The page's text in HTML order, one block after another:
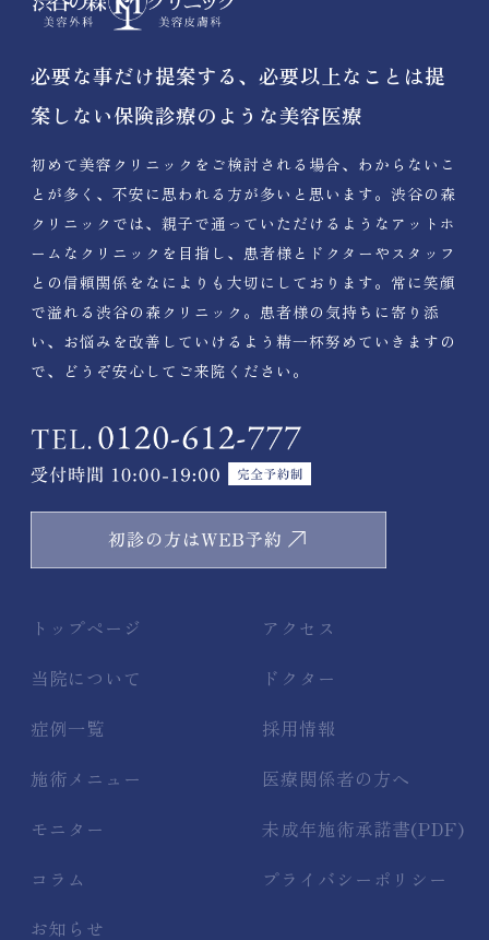
必要な事だけ提案する、必要以上なことは提
案しない保険診療のような美容医療
初めて美容クリニックをご検討される場合、わからないこ
とが多く、不安に思われる方が多いと思います。渋谷の森
クリニックでは、親子で通っていただけるようなアットホ
ームなクリニックを目指し、患者様とドクターやスタッフ
との信頼関係をなによりも大切にしております。常に笑顔
で溢れる渋谷の森クリニック。患者様の気持ちに寄り添
い、お悩みを改善していけるよう精一杯努めていきますの
で、どうぞ安心してご来院ください。
トップページ
当院について
症例一覧
施術メニュー
モニター
コラム
お知らせ
アクセス
ドクター
採用情報
医療関係者の方へ
未成年施術承諾書(PDF)
プライバシーポリシー